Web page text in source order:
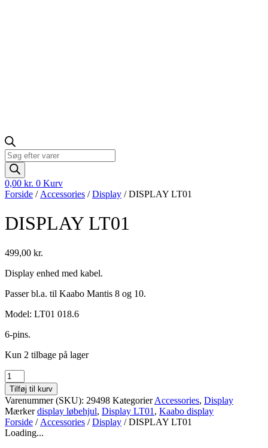
Products
search
0,00 kr. 0 Kurv
Forside / Accessories /Display / DISPLAY LT01
DISPLAY LT01
499,00 kr.
Display enhed med kabel.
Passer bl.a. til Kaabo Mantis 8 og 10.
Model: LT01 018.6
6-pins.
Kun 2 tilbage på lager
DISPLAY
LT01
antal
Tilføj til kurv
Varenummer (SKU): 29498 Kategorier Accessories, Display
Mærker display løbehjul, Display LT01 , Kaabo display
Forside / Accessories /Display / DISPLAY LT01
Loading...